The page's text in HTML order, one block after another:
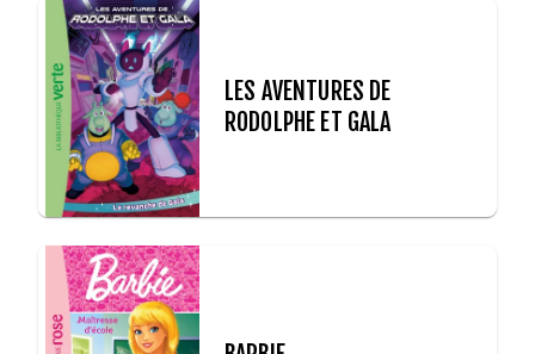
LES AVENTURES DE
RODOLPHE ET GALA